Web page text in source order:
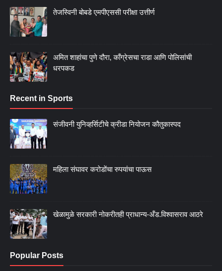
तेजस्विनी बोबडे एमपीएससी परीक्षा उत्तीर्ण
अमित शाहांचा पुणे दौरा, काँग्रेसचा राडा आणि पोलिसांची
धरपकड
Recent in Sports
संजीवनी युनिव्हर्सिटीचे क्रीडा नियोजन कौतुकास्पद
महिला संघावर करोडोंचा रुपयांचा पाऊस
खेळामुळे सरकारी नोकरीतही प्राधान्य-अँड.विश्वासराव आठरे
Popular Posts